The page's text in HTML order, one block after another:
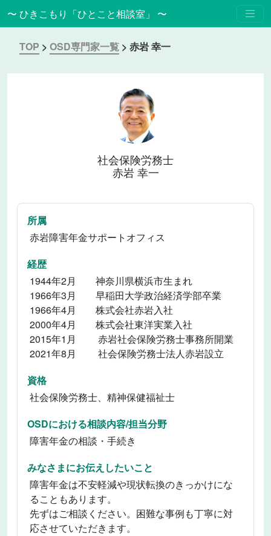
〜 ひきこもり「ひとこと相談室」 〜
TOP > OSD専門家一覧 > 赤岩 幸一
社会保険労務士
赤岩 幸一
所属
赤岩障害年金サポートオフィス
経歴
1944年2月 神奈川県横浜市生まれ
1966年3月 早稲田大学政治経済学部卒業
1966年4月 株式会社赤岩入社
2000年4月 株式会社東洋実業入社
2015年1月 赤岩社会保険労務士事務所開業
2021年8月 社会保険労務士法人赤岩設立
資格
社会保険労務士、精神保健福祉士
OSDにおける相談内容/担当分野
障害年金の相談・手続き
みなさまにお伝えしたいこと
障害年金は不安軽減や現状転換のきっかけにな
ることもあります。
先ずはご相談ください。困難な事例も丁寧に対
応させていただきます。